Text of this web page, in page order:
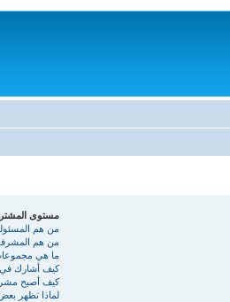
مستوى
من هم
من هم
ما هي
كيف أشارك
كيف أصبح
لماذا تظهر